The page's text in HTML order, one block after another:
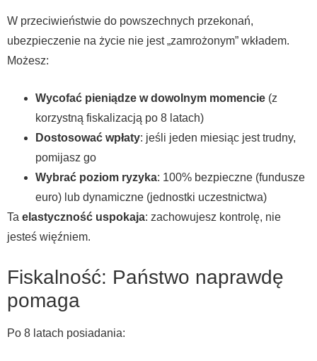
W przeciwieństwie do powszechnych przekonań,
ubezpieczenie na życie nie jest „zamrożonym” wkładem.
Możesz:
Wycofać pieniądze w dowolnym momencie (z
korzystną fiskalizacją po 8 latach)
Dostosować wpłaty: jeśli jeden miesiąc jest trudny,
pomijasz go
Wybrać poziom ryzyka: 100% bezpieczne (fundusze
euro) lub dynamiczne (jednostki uczestnictwa)
Ta elastyczność uspokaja: zachowujesz kontrolę, nie
jesteś więźniem.
Fiskalność: Państwo naprawdę
pomaga
Po 8 latach posiadania: